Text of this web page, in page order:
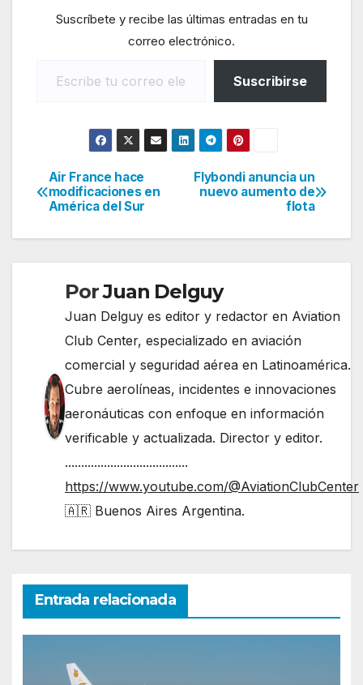
Suscríbete y recibe las últimas entradas en tu
correo electrónico.
Suscribirse
Navegación
de
Flybondi anuncia un
nuevo aumento de
flota
Air France hace
modificaciones en
América del Sur
PorJuan Delguy
Juan Delguy es editor y redactor en Aviation
Club Center, especializado en aviación
comercial y seguridad aérea en Latinoamérica.
Cubre aerolíneas, incidentes e innovaciones
aeronáuticas con enfoque en información
verificable y actualizada. Director y editor.
......................................
https://www.youtube.com/@AviationClubCenter
🇦🇷 Buenos Aires Argentina.
Entrada relacionada